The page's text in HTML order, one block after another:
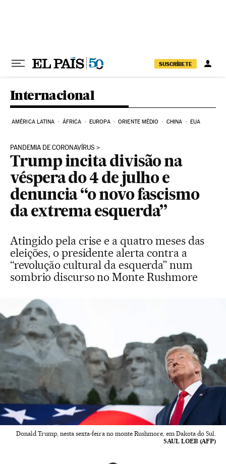
SUSCRÍBETE
Internacional
AMÉRICA LATINA ÁFRICA EUROPA ORIENTE MÉDIO CHINA EUA
PANDEMIA DE CORONAVÍRUS
Trump incita divisão na
véspera do 4 de julho e
denuncia “o novo fascismo
da extrema esquerda”
Atingido pela crise e a quatro meses das
eleições, o presidente alerta contra a
“revolução cultural da esquerda” num
sombrio discurso no Monte Rushmore
Donald Trump, nesta sexta-feira no monte Rushmore, em Dakota do Sul.
SAUL LOEB (AFP)